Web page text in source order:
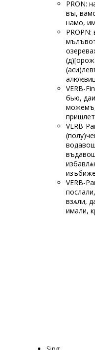
PRON:
вꙑ,
намо,
(аси)
VERB-
бью,
VERB-
(полу)
изба
VERB-
взѧли,
имали,